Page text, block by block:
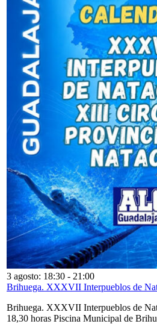
3 agosto: 18:30 - 21:00
Brihuega. XXXVII Interpueblos de
Brihuega. XXXVII Interpueblos de
18,30 horas Piscina Municipal de